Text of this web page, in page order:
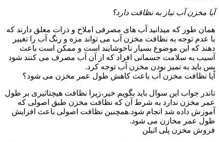
آیا مخزن آب نیاز به نظافت دارد؟
همان طور که میدانید آب های مصرفی املاح و ذرات معلق دارند که
با عدم توجه به نظافت مخزن آب می تواند مزه و رنگ آب را تغییر
دهند که این موضوع بسیار ناخوشایند است و ممکن است باعث
آسیب به سلامت جسمانی افراد که از آن آب مصرف می کنند شود
پس باید به تمیز بودن مخزن آب توجه کرد.
آیا نظافت مخزن آب باعث کاهش طول عمر مخزن می شود؟
تاندر جواب این سوال باید بگویم خیر،زیرا نظافت هیچتاثیری بر طول
عمر مخزن ندارد به شرط آن که نظافت مخزن طبق اصولی که
آموزش داده شد انجام شود.همچنین نظافت اصولی باعث افزایش
طول عمر مخازن می شود.
فروش مخزن پلی اتیلن